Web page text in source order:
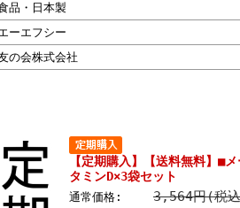
品・日本製
ーエフシー
の会株式会社
【定期購入】【送料無料】■
タミンD×3袋セット
通常価格: 3,564円(税